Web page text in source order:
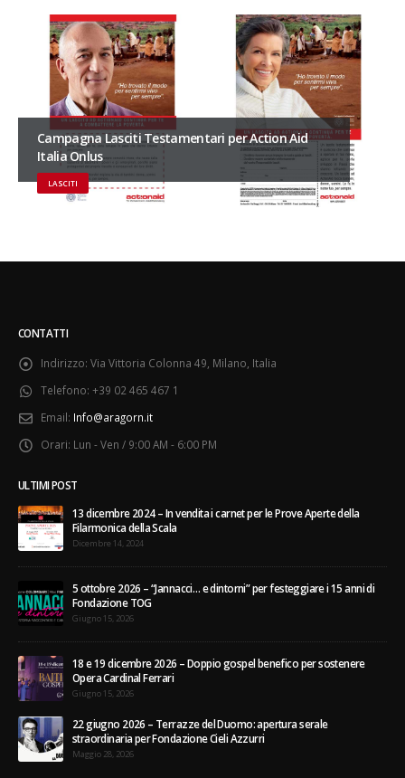
Campagna Lasciti Testamentari per Action Aid
Italia Onlus
LASCITI
CONTATTI
Indirizzo: Via Vittoria Colonna 49, Milano, Italia
Telefono: +39 02 465 467 1
Email: Info@aragorn.it
Orari: Lun - Ven / 9:00 AM - 6:00 PM
ULTIMI POST
13 dicembre 2024 – In vendita i carnet per le Prove Aperte della
Filarmonica della Scala
Dicembre 14, 2024
5 ottobre 2026 – “Jannacci… e dintorni” per festeggiare i 15 anni di
Fondazione TOG
Giugno 15, 2026
18 e 19 dicembre 2026 – Doppio gospel benefico per sostenere
Opera Cardinal Ferrari
Giugno 15, 2026
22 giugno 2026 – Terrazze del Duomo: apertura serale
straordinaria per Fondazione Cieli Azzurri
Maggio 28, 2026